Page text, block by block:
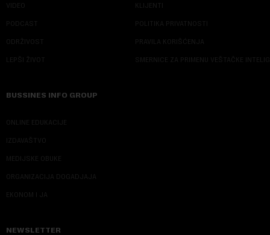
VIDEO
PODCAST
ODRŽIVOST
LEPŠI ŽIVOT
KLIJENTI
POLITIKA PRIVATNOSTI
PRAVILA KORIŠĆENJA
SMERNICE ZA PRIMENU VEŠTAČKE
BUSSINES INFO GROUP
ONLINE EDUKACIJE
IZDAVAŠTVO
MEDIJSKE OBUKE
ORGANIZACIJA DOGADJAJA
EKONOM I JA
NEWSLETTER